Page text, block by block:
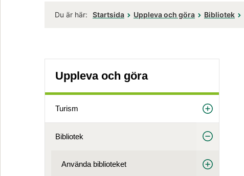
Du är här: Startsida Uppleva och göra Bibliotek
Uppleva och göra
Turism
Bibliotek
Använda biblioteket